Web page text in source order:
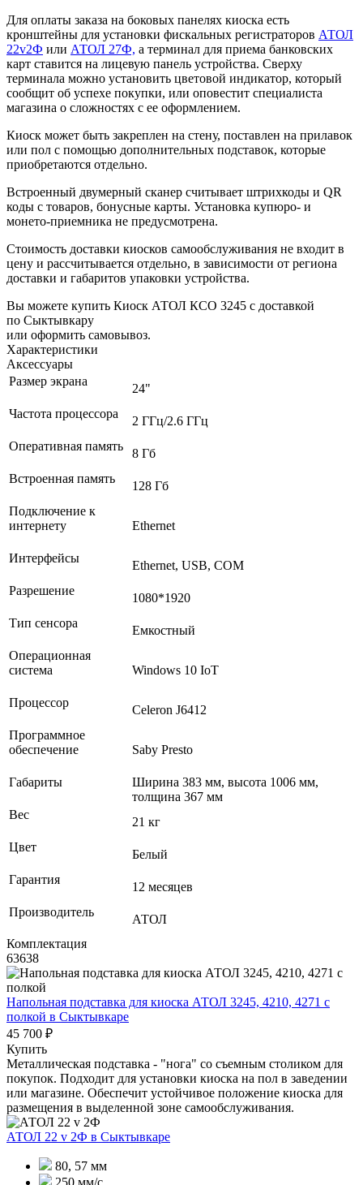
Для оплаты заказа на боковых панелях киоска есть
кронштейны для установки фискальных регистраторов АТОЛ
22v2Ф или АТОЛ 27Ф, а терминал для приема банковских
карт ставится на лицевую панель устройства. Сверху
терминала можно установить цветовой индикатор, который
сообщит об успехе покупки, или оповестит специалиста
магазина о сложностях с ее оформлением.
Киоск может быть закреплен на стену, поставлен на прилавок
или пол с помощью дополнительных подставок, которые
приобретаются отдельно.
Встроенный двумерный сканер считывает штрихкоды и QR
коды с товаров, бонусные карты. Установка купюро- и
монето-приемника не предусмотрена.
Стоимость доставки киосков самообслуживания не входит в
цену и рассчитывается отдельно, в зависимости от региона
доставки и габаритов упаковки устройства.
Вы можете купить Киоск АТОЛ КСО 3245 с доставкой
по Сыктывкару
или оформить самовывоз.
Характеристики
Аксессуары
Размер экрана
24"
Частота процессора
2 ГГц/2.6 ГГц
Оперативная память
8 Гб
Встроенная память
128 Гб
Подключение к
интернету
Ethernet
Интерфейсы
Ethernet, USB, COM
Разрешение
1080*1920
Тип сенсора
Емкостный
Операционная
система
Windows 10 IoT
Процессор
Celeron J6412
Программное
обеспечение
Saby Presto
Габариты
Ширина 383 мм, высота 1006 мм,
толщина 367 мм
Вес
21 кг
Цвет
Белый
Гарантия
12 месяцев
Производитель
АТОЛ
Комплектация
63638
Напольная подставка для киоска АТОЛ 3245, 4210, 4271 с
полкой в Сыктывкаре
45 700 ₽
Купить
Металлическая подставка - "нога" со съемным столиком для
покупок. Подходит для установки киоска на пол в заведении
или магазине. Обеспечит устойчивое положение киоска для
размещения в выделенной зоне самообслуживания.
АТОЛ 22 v 2Ф в Сыктывкаре
80, 57 мм
250 мм/с